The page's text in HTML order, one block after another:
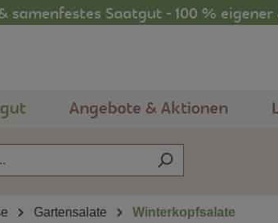
samenfestes Saatgut - 100 %
Angebote & Aktionen
Gartensalate Winterkopfsalate